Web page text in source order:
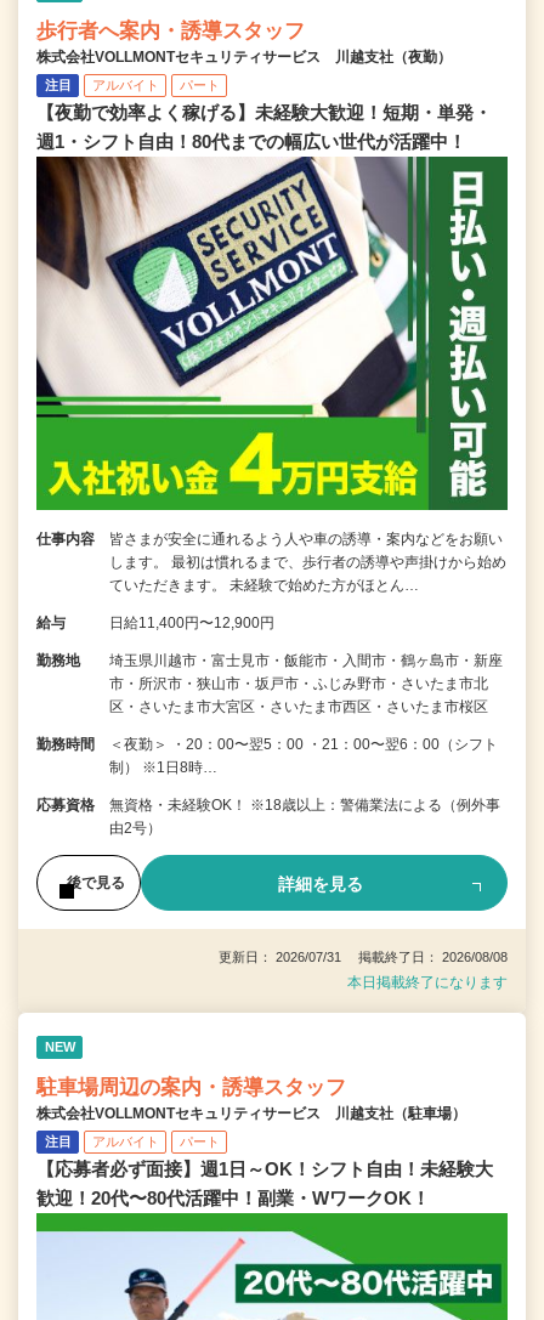
歩行者へ案内・誘導スタッフ
株式会社VOLLMONTセキュリティサービス 川越支社（夜勤）
注目 アルバイト パート
【夜勤で効率よく稼げる】未経験大歓迎！短期・単発・
週1・シフト自由！80代までの幅広い世代が活躍中！
仕事内容
皆さまが安全に通れるよう人や車の誘導・案内などをお願い
します。 最初は慣れるまで、歩行者の誘導や声掛けから始め
ていただきます。 未経験で始めた方がほとん…
給与 日給11,400円〜12,900円
勤務地
埼玉県川越市・富士見市・飯能市・入間市・鶴ヶ島市・新座
市・所沢市・狭山市・坂戸市・ふじみ野市・さいたま市北
区・さいたま市大宮区・さいたま市西区・さいたま市桜区
勤務時間
＜夜勤＞ ・20：00〜翌5：00 ・21：00〜翌6：00（シフト
制） ※1日8時…
応募資格
無資格・未経験OK！ ※18歳以上：警備業法による（例外事
由2号）
後で見る 詳細を見る
更新日： 2026/07/31 掲載終了日： 2026/08/08
本日掲載終了になります
NEW
駐車場周辺の案内・誘導スタッフ
株式会社VOLLMONTセキュリティサービス 川越支社（駐車場）
注目 アルバイト パート
【応募者必ず面接】週1日～OK！シフト自由！未経験大
歓迎！20代〜80代活躍中！副業・WワークOK！